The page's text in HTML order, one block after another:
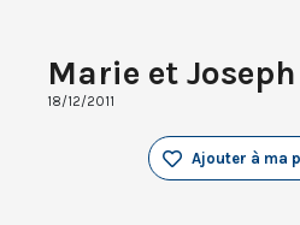
Marie et Joseph
18/12/2011
Ajouter à ma